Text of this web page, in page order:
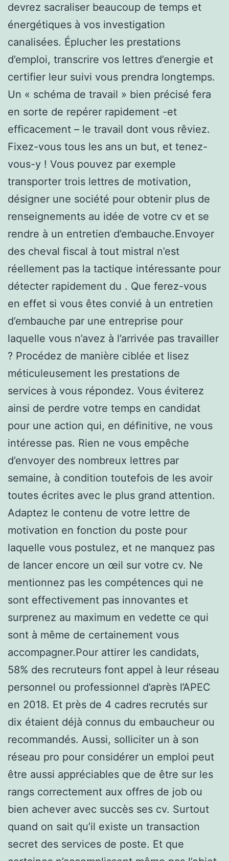
devrez sacraliser beaucoup de temps et
énergétiques à vos investigation
canalisées. Éplucher les prestations
d’emploi, transcrire vos lettres d’energie et
certifier leur suivi vous prendra longtemps.
Un « schéma de travail » bien précisé fera
en sorte de repérer rapidement -et
efficacement – le travail dont vous rêviez.
Fixez-vous tous les ans un but, et tenez-
vous-y ! Vous pouvez par exemple
transporter trois lettres de motivation,
désigner une société pour obtenir plus de
renseignements au idée de votre cv et se
rendre à un entretien d’embauche.Envoyer
des cheval fiscal à tout mistral n’est
réellement pas la tactique intéressante pour
détecter rapidement du . Que ferez-vous
en effet si vous êtes convié à un entretien
d’embauche par une entreprise pour
laquelle vous n’avez à l’arrivée pas travailler
? Procédez de manière ciblée et lisez
méticuleusement les prestations de
services à vous répondez. Vous éviterez
ainsi de perdre votre temps en candidat
pour une action qui, en définitive, ne vous
intéresse pas. Rien ne vous empêche
d’envoyer des nombreux lettres par
semaine, à condition toutefois de les avoir
toutes écrites avec le plus grand attention.
Adaptez le contenu de votre lettre de
motivation en fonction du poste pour
laquelle vous postulez, et ne manquez pas
de lancer encore un œil sur votre cv. Ne
mentionnez pas les compétences qui ne
sont effectivement pas innovantes et
surprenez au maximum en vedette ce qui
sont à même de certainement vous
accompagner.Pour attirer les candidats,
58% des recruteurs font appel à leur réseau
personnel ou professionnel d’après l’APEC
en 2018. Et près de 4 cadres recrutés sur
dix étaient déjà connus du embaucheur ou
recommandés. Aussi, solliciter un à son
réseau pro pour considérer un emploi peut
être aussi appréciables que de être sur les
rangs correctement aux offres de job ou
bien achever avec succès ses cv. Surtout
quand on sait qu’il existe un transaction
secret des services de poste. Et que